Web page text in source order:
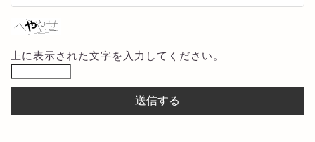
上に表示された文字を入力してください。